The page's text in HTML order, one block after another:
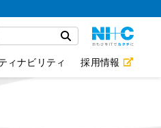
ィナビリティ 採用情報